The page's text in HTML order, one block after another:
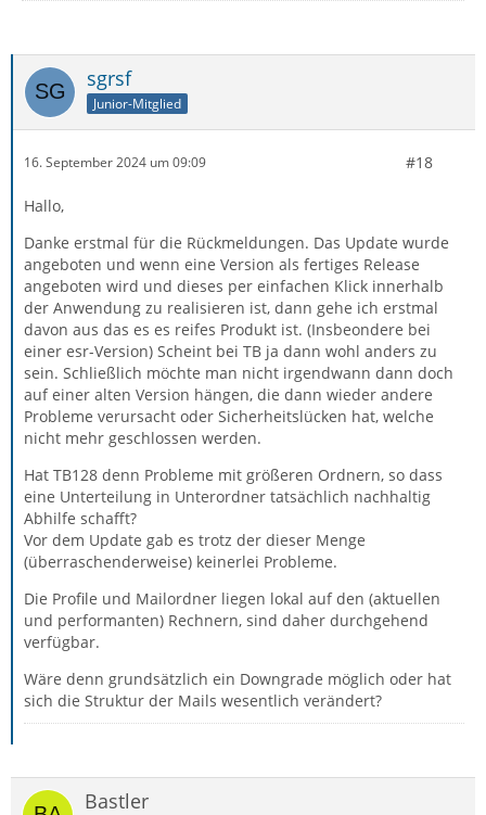
sgrsf
Junior-Mitglied
16. September 2024 um 09:09 #18
Hallo,
Danke erstmal für die Rückmeldungen. Das Update wurde
angeboten und wenn eine Version als fertiges Release
angeboten wird und dieses per einfachen Klick innerhalb
der Anwendung zu realisieren ist, dann gehe ich erstmal
davon aus das es es reifes Produkt ist. (Insbeondere bei
einer esr-Version) Scheint bei TB ja dann wohl anders zu
sein. Schließlich möchte man nicht irgendwann dann doch
auf einer alten Version hängen, die dann wieder andere
Probleme verursacht oder Sicherheitslücken hat, welche
nicht mehr geschlossen werden.
Hat TB128 denn Probleme mit größeren Ordnern, so dass
eine Unterteilung in Unterordner tatsächlich nachhaltig
Abhilfe schafft?
Vor dem Update gab es trotz der dieser Menge
(überraschenderweise) keinerlei Probleme.
Die Profile und Mailordner liegen lokal auf den (aktuellen
und performanten) Rechnern, sind daher durchgehend
verfügbar.
Wäre denn grundsätzlich ein Downgrade möglich oder hat
sich die Struktur der Mails wesentlich verändert?
Bastler